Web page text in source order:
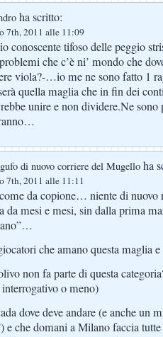
ha scritto:
7th, 2011 alle 11:09
conoscente tifoso delle peggio
che c’è ni’ mondo che
viola?-…io me ne sono fatto 1
quella maglia che in fin dei
unire e non dividere.Ne sono
di nuovo corriere del Mugello ha
7th, 2011 alle 11:11
da copione… niente di nuovo
da mesi e mesi, sin dalla prima
che amano questa maglia e
non fa parte di questa
o meno)
dove deve andare (e anche un
e che domani a Milano faccia